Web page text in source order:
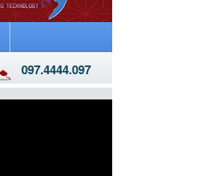
097.4444.097